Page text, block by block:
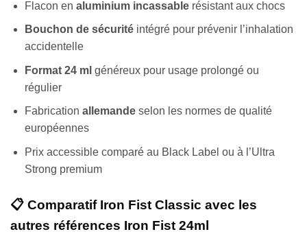
Flacon en aluminium incassablerésistant aux chocs
Bouchon de sécuritéintégré pour prévenir l’inhalation
accidentelle
Format 24 ml généreux pour usage prolongé ou
régulier
Fabrication allemandeselon les normes de qualité
européennes
Prix accessible comparé au Black Label ou à l’Ultra
Strong premium
📋 Comparatif Iron Fist Classic avec les
autres références Iron Fist 24ml